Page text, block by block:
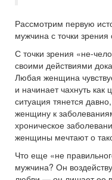
Рассмотрим первую
мужчина с точки
С точки зрения «не-
своими действиями
Любая женщина
и начинает чахнуть
ситуация тянется
женщину к
хроническое
женщины мечтают о
Что еще «не
мужчина? Он